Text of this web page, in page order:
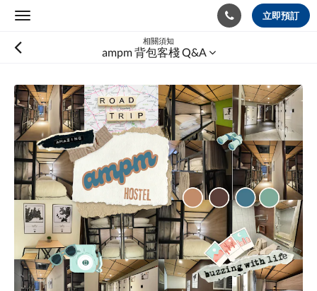
Toggle
立即預訂
相關須知
ampm 背包客棧 Q&A